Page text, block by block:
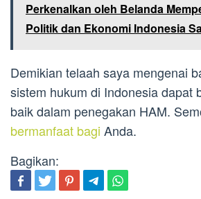
Perkenalkan oleh Belanda
Politik dan Ekonomi Indonesia
Demikian telaah saya mengenai
sistem hukum di Indonesia dapat
baik dalam penegakan HAM.
bermanfaat bagi Anda.
Bagikan: